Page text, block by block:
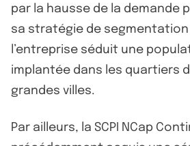
par la hausse de la demande
sa stratégie de segmentation
l’entreprise séduit une
implantée dans les quartiers
grandes villes.
Par ailleurs, la SCPI NCap